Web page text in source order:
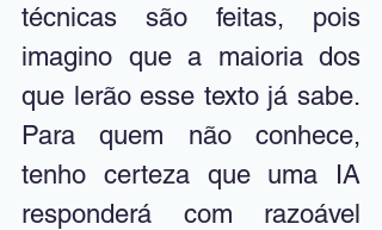
técnicas são feitas, pois
imagino que a maioria dos
que lerão esse texto já sabe.
Para quem não conhece,
tenho certeza que uma IA
responderá com razoável